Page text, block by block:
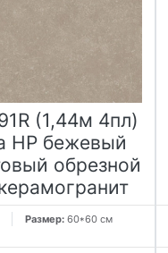
(1,44м 4пл)
HP бежевый
обрезной
Размер: 60*60 см